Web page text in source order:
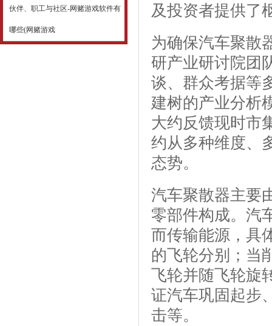
伙伴、职工与社区-网赌游戏软件有
哪些(网赌游戏
及投资者提供了
为确保汽车聚散
研产业研讨院团
谈、群众考据等
建树的产业分析
大约反馈现时市
约从多种维度、
态势。
汽车聚散器主要
零部件构成。汽
而传输能源，具
的飞轮分别；当
飞轮并随飞轮旋
证汽车巩固起步
击等。